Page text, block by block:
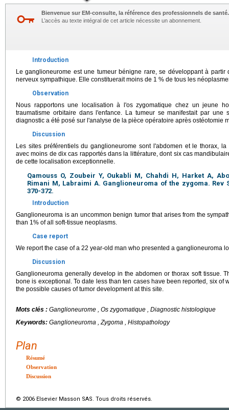
Bienvenue sur EM-consulte, la référence des professionnels de santé.
L’accès au texte intégral de cet article nécessite un abonnement.
Introduction
Le ganglioneurome est une tumeur bénigne rare, se développant à
nerveux sympathique. Elle constituerait moins de 1 % de tous les
Observation
Nous rapportons une localisation à l'os zygomatique chez un jeune
traumatisme orbitaire dans l'enfance. La tumeur se manifestait par une
diagnostic a été posé sur l'analyse de la pièce opératoire après ostéotomie
Discussion
Les sites préférentiels du ganglioneurome sont l'abdomen et le thorax,
avec moins de dix cas rapportés dans la littérature, dont six cas
de cette localisation exceptionnelle.
Qamouss O, Zoubeir Y, Oukabli M, Chahdi H, Harket A,
Rimani M, Labraimi A. Ganglioneuroma of the zygoma. Rev
370-372.
Introduction
Ganglioneuroma is an uncommon benign tumor that arises from the
than 1% of all soft-tissue neoplasms.
Case report
We report the case of a 22 year-old man who presented a ganglioneuroma
Discussion
Ganglioneuroma generally develop in the abdomen or thorax soft tissue.
bone is exceptional. To date less than ten cases have been reported, six of
the possible causes of tumor development at this site.
Mots clés : Ganglioneurome , Os zygomatique , Diagnostic histologique
Keywords: Ganglioneuroma , Zygoma , Histopathology
Plan
Résumé
Observation
Discussion
© 2006 Elsevier Masson SAS. Tous droits réservés.